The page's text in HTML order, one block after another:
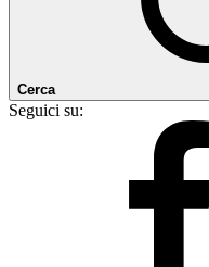
Cerca
Seguici su: